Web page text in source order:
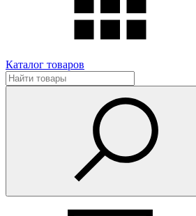
Каталог товаров